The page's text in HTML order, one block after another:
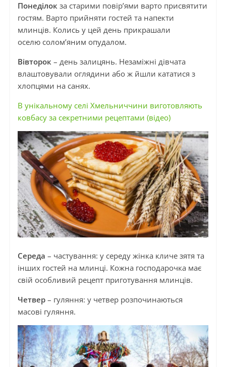
Понеділок за старими повір’ями варто присвятити
гостям. Варто прийняти гостей та напекти
млинців. Колись у цей день прикрашали
оселю солом’яним опудалом.
Вівторок – день залицянь. Незаміжні дівчата
влаштовували оглядини або ж йшли кататися з
хлопцями на санях.
В унікальному селі Хмельниччини виготовляють
ковбасу за секретними рецептами (відео)
Середа – частування: у середу жінка кличе зятя та
інших гостей на млинці. Кожна господарочка має
свій особливий рецепт приготування млинців.
Четвер– гуляння: у четвер розпочинаються
масові гуляння.